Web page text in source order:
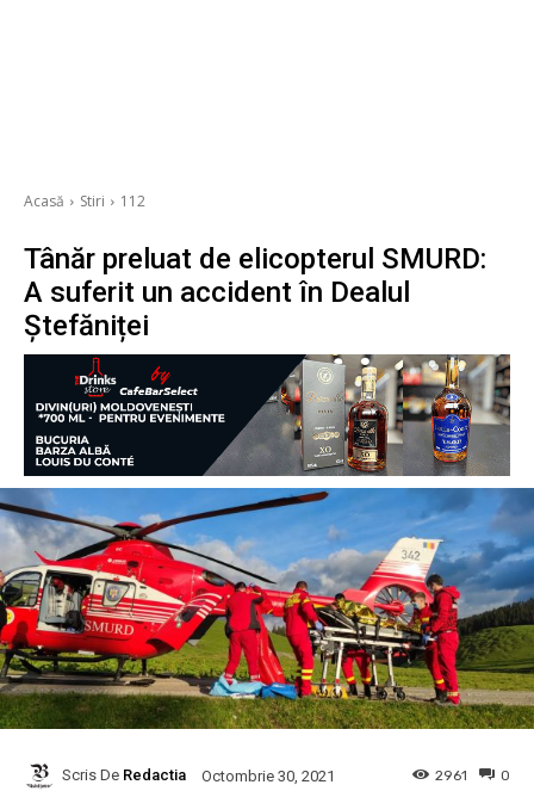
Acasă Stiri 112
Tânăr preluat de elicopterul SMURD:
A suferit un accident în Dealul
Ștefăniței
Scris De Redactia Octombrie 30, 2021 0
2961